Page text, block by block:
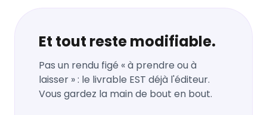
Et tout reste modifiable.
Pas un rendu figé « à prendre ou à
laisser » : le livrable EST déjà l'éditeur.
Vous gardez la main de bout en bout.